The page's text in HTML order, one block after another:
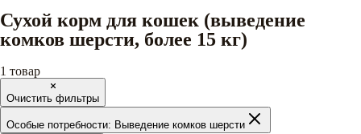
Сухой корм для кошек (выведение
комков шерсти, более 15 кг)
1 товар
Очистить фильтры
Особые потребности: Выведение комков шерсти